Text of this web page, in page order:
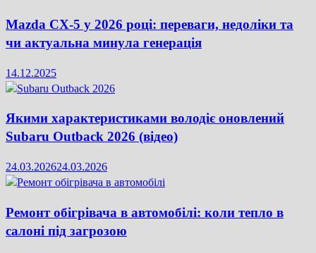
Mazda CX-5 у 2026 році: переваги, недоліки та
чи актуальна минула генерація
14.12.2025
Якими характеристиками володіє оновлений
Subaru Outback 2026 (відео)
24.03.202624.03.2026
Ремонт обігрівача в автомобілі: коли тепло в
салоні під загрозою